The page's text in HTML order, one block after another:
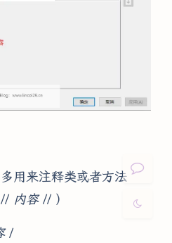
浅阴影 深阴影
用来注释类或者方法
内容// ）
/